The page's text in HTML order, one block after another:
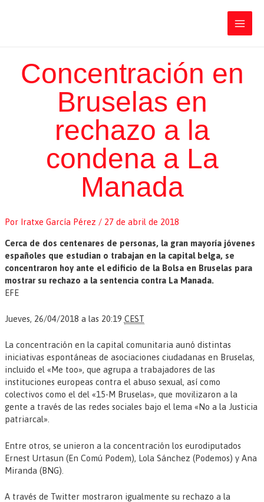
Main
Concentración en
Bruselas en
rechazo a la
condena a La
Manada
Por Iratxe García Pérez / 27 de abril de 2018
Cerca de dos centenares de personas, la gran mayoría jóvenes
españoles que estudian o trabajan en la capital belga, se
concentraron hoy ante el edificio de la Bolsa en Bruselas para
mostrar su rechazo a la sentencia contra La Manada.
EFE
Jueves, 26/04/2018 a las 20:19 CEST
La concentración en la capital comunitaria aunó distintas
iniciativas espontáneas de asociaciones ciudadanas en Bruselas,
incluido el «Me too», que agrupa a trabajadores de las
instituciones europeas contra el abuso sexual, así como
colectivos como el del «15-M Bruselas», que movilizaron a la
gente a través de las redes sociales bajo el lema «No a la Justicia
patriarcal».
Entre otros, se unieron a la concentración los eurodiputados
Ernest Urtasun (En Comú Podem), Lola Sánchez (Podemos) y Ana
Miranda (BNG).
A través de Twitter mostraron igualmente su rechazo a la